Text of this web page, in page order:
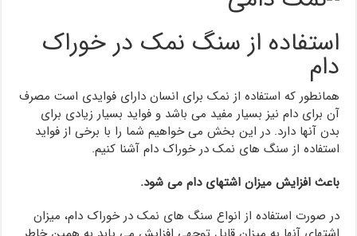
استفاده از سنگ نمک در خوراک
دام
همانطور که استفاده از نمک برای انسان دارای فوایدی است مصرف
آن برای دام نیز بسیار مفید می باشد و فواید بسیار زیادی برای
بدن آنها دارد. در این بخش می خواهیم شما را با برخی از فواید
استفاده از سنگ های نمک در خوراک دام آشنا کنیم.
باعث افزایش میزان اشتهای دام می شود.
در صورت استفاده از انواع سنگ های نمک در خوراک دام، میزان